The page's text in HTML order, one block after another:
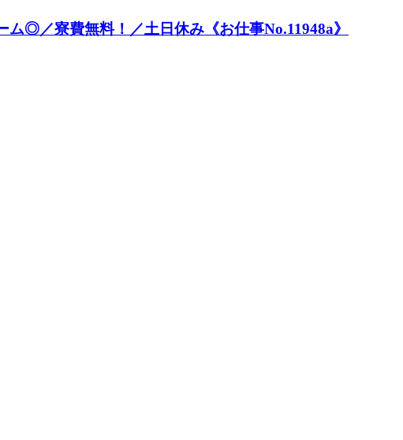
◎／寮費無料！／土日休み《お仕事No.11948a》